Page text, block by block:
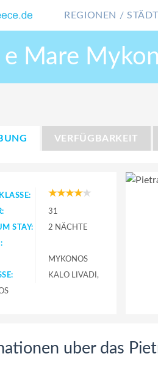
REGIONEN /
e Mare
VERFÜGBARKEIT
31
STAY:
2 NÄCHTE
MYKONOS
KALO LIVADI,
uber das